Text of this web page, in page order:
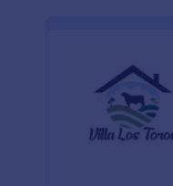
formulario con +100
automáticamente
información
¡Todo puede